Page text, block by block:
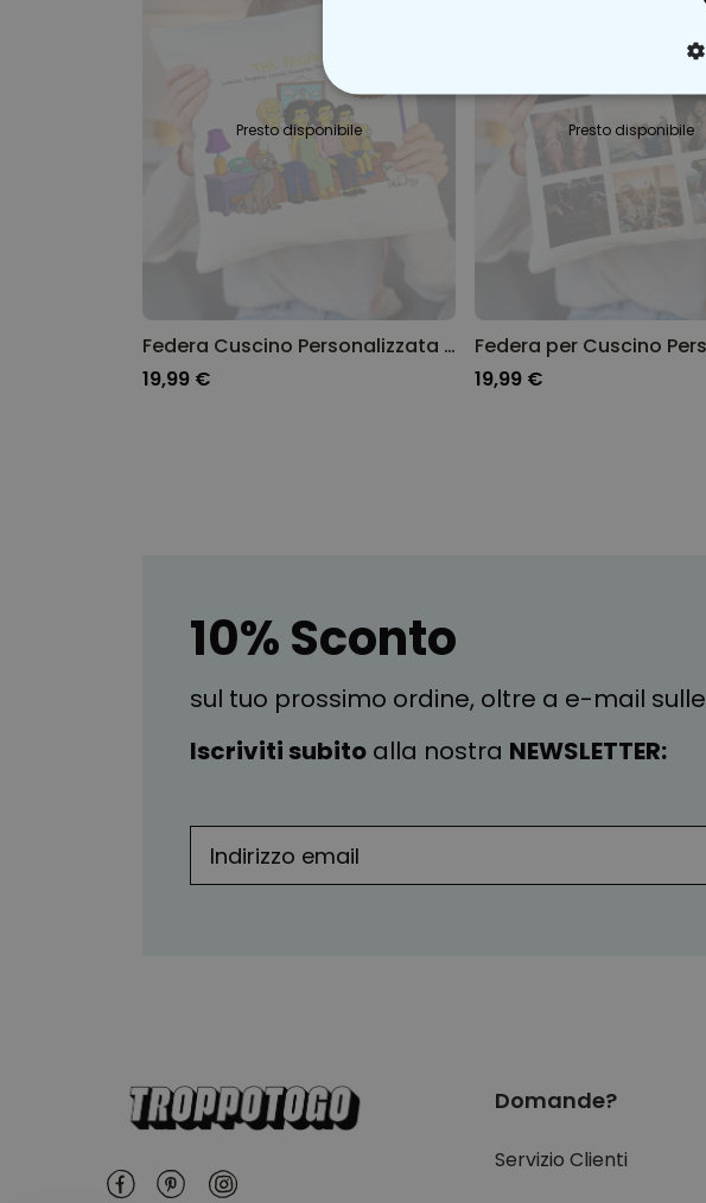
Presto disponibile
Federa Cuscino Personalizzata con Illustrazione di Famiglia Gialla Cartoni Animati
19,99 €
Presto disponibile
19,99 €
10% Sconto
sul tuo prossimo ordine, oltre a e-mail sulle
Iscriviti subito alla nostra NEWSLETTER:
Domande?
Servizio Clienti
STRETTAMENTE NECESSARIO